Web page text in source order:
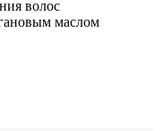
волос
маслом